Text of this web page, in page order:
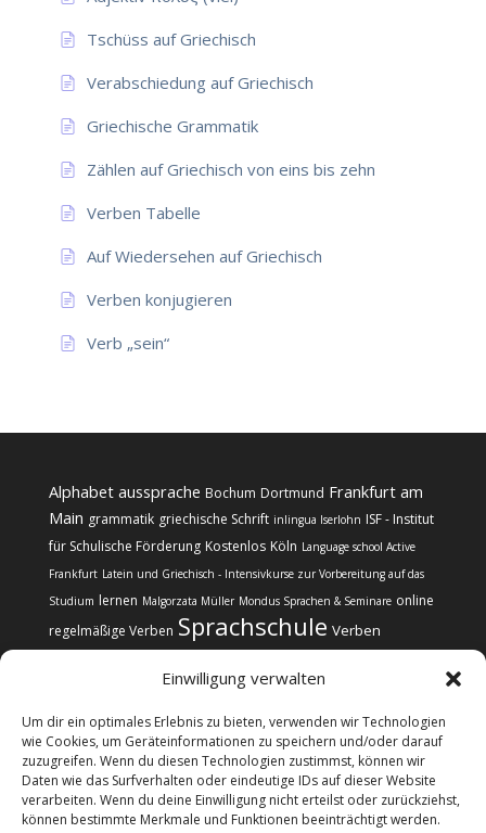
Einwilligung verwalten
Um dir ein optimales Erlebnis zu bieten, verwenden wir Technologien
wie Cookies, um Geräteinformationen zu speichern und/oder darauf
zuzugreifen. Wenn du diesen Technologien zustimmst, können wir
Daten wie das Surfverhalten oder eindeutige IDs auf dieser Website
verarbeiten. Wenn du deine Einwilligung nicht erteilst oder zurückziehst,
können bestimmte Merkmale und Funktionen beeinträchtigt werden.
Tschüss auf Griechisch
Verabschiedung auf Griechisch
Griechische Grammatik
Zählen auf Griechisch von eins bis zehn
Verben Tabelle
Auf Wiedersehen auf Griechisch
Verben konjugieren
Verb „sein“
Alphabet aussprache Bochum Dortmund Frankfurt am
Main grammatik griechische Schrift inlingua Iserlohn ISF - Institut
für Schulische Förderung Kostenlos Köln Language school Active
Frankfurt Latein und Griechisch - Intensivkurse zur Vorbereitung auf das
Studium lernen Malgorzata Müller Mondus Sprachen & Seminare online
regelmäßige Verben Sprachschule Verben
Kontakt Impressum
Datenschutz
Cookie-Richtlinie (EU)